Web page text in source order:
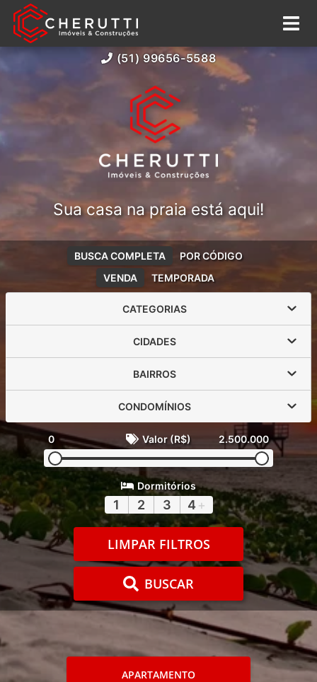
(51) 99656-5588
Sua casa na praia está aqui!
VENDA TEMPORADA
BUSCA COMPLETA POR CÓDIGO
CATEGORIAS
CIDADES
BAIRROS
CONDOMÍNIOS
0 Valor (R$) 2.500.000
Dormitórios
1 2 3 4 +
LIMPAR FILTROS
BUSCAR
APARTAMENTO